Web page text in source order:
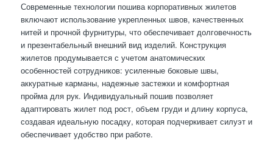
Современные технологии пошива корпоративных жилетов
включают использование укрепленных швов, качественных
нитей и прочной фурнитуры, что обеспечивает долговечность
и презентабельный внешний вид изделий. Конструкция
жилетов продумывается с учетом анатомических
особенностей сотрудников: усиленные боковые швы,
аккуратные карманы, надежные застежки и комфортная
пройма для рук. Индивидуальный пошив позволяет
адаптировать жилет под рост, объем груди и длину корпуса,
создавая идеальную посадку, которая подчеркивает силуэт и
обеспечивает удобство при работе.